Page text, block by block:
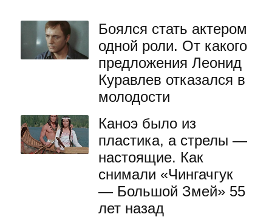
Боялся стать актером
одной роли. От какого
предложения Леонид
Куравлев отказался в
молодости
Каноэ было из
пластика, а стрелы —
настоящие. Как
снимали «Чингачгук
— Большой Змей» 55
лет назад